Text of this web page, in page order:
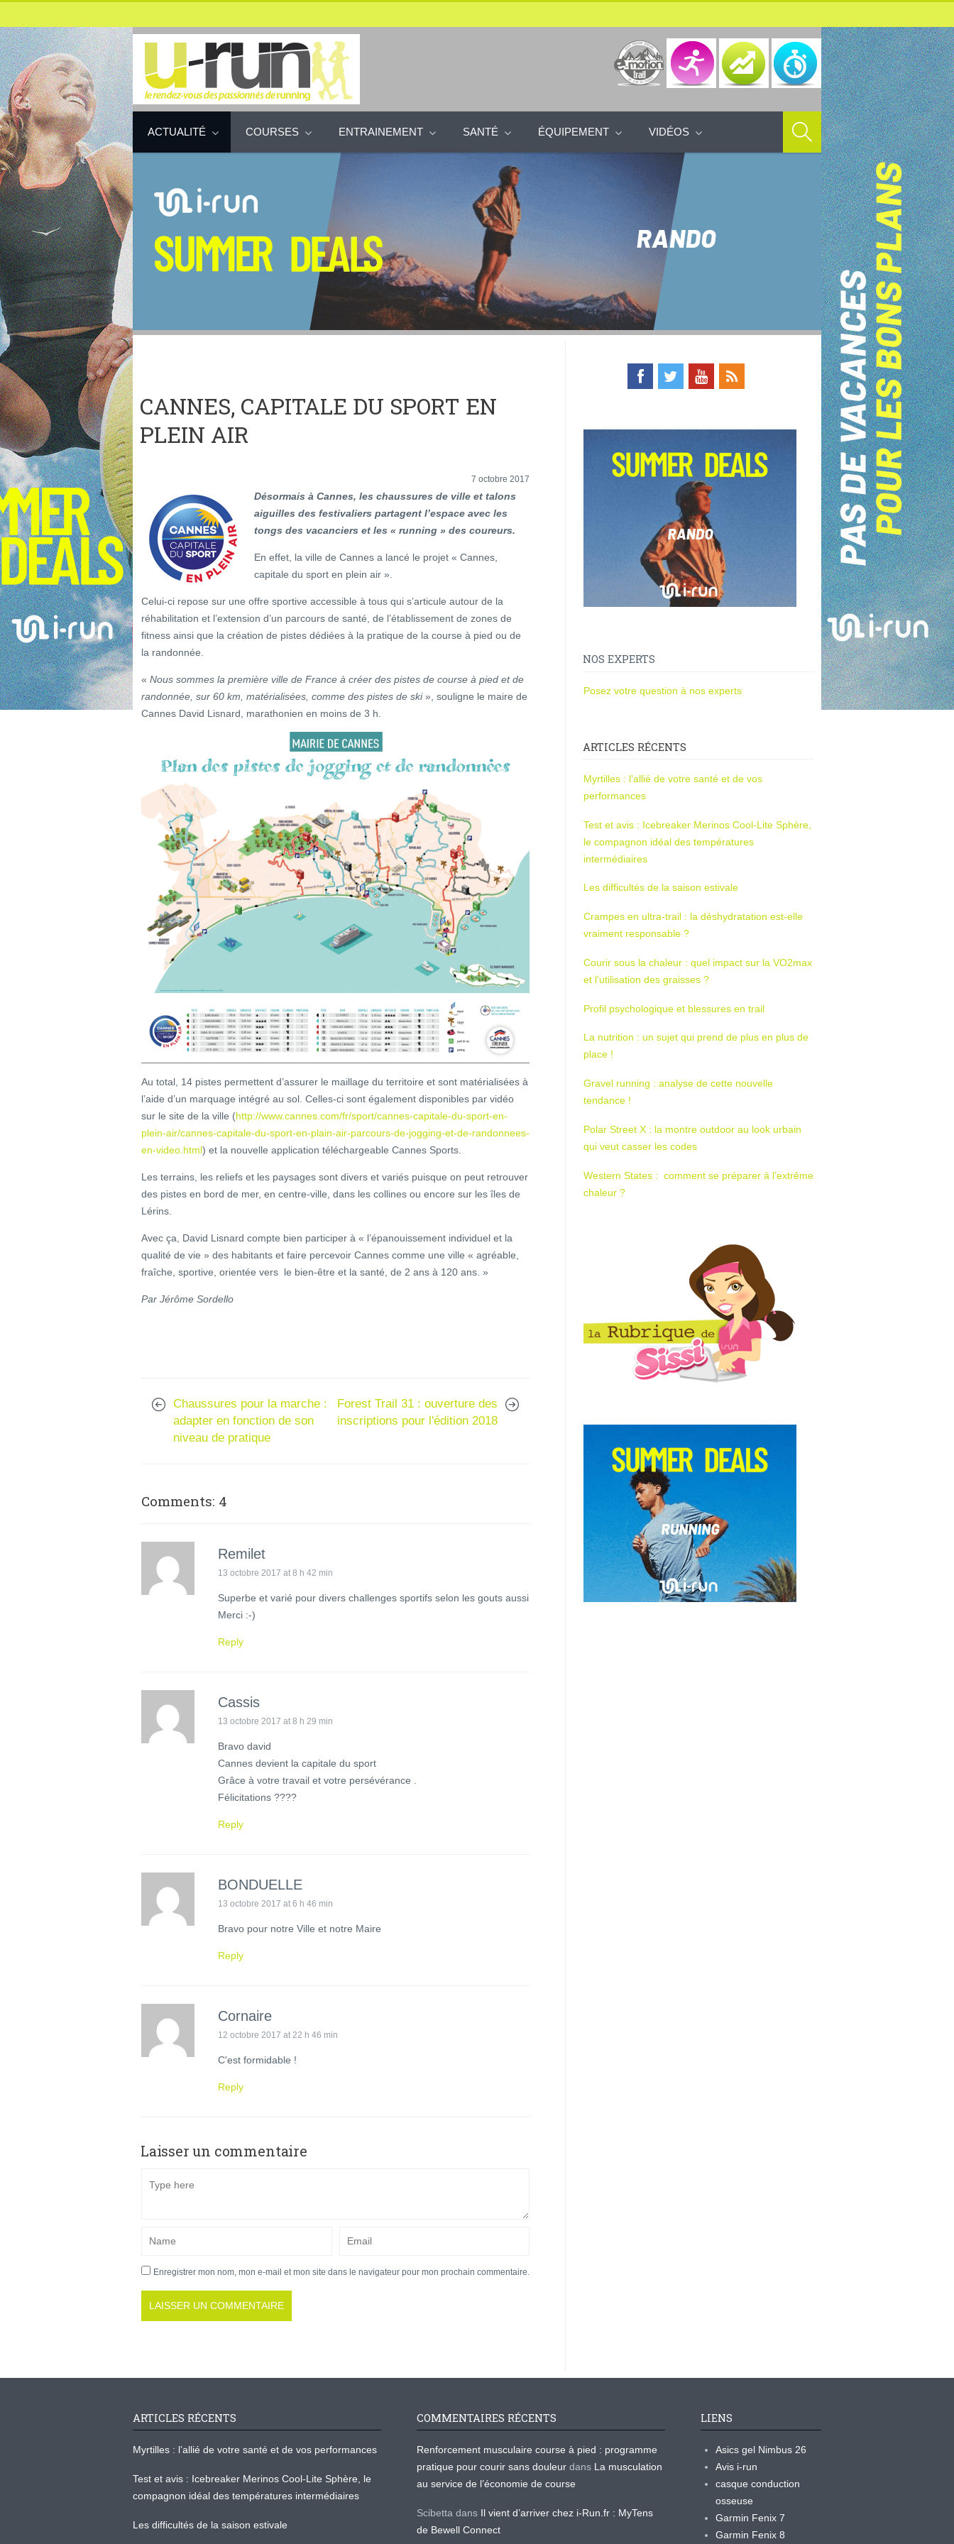
ACTUALITÉ COURSES ENTRAINEMENT SANTÉ ÉQUIPEMENT VIDÉOS
CANNES, CAPITALE DU SPORT EN
PLEIN AIR
7 octobre 2017
Désormais à Cannes, les chaussures de ville et talons
aiguilles des festivaliers partagent l’espace avec les
tongs des vacanciers et les « running » des coureurs.
En effet, la ville de Cannes a lancé le projet « Cannes,
capitale du sport en plein air ».
Celui-ci repose sur une offre sportive accessible à tous qui s’articule autour de la
réhabilitation et l’extension d’un parcours de santé, de l’établissement de zones de
fitness ainsi que la création de pistes dédiées à la pratique de la course à pied ou de
la randonnée.
« Nous sommes la première ville de France à créer des pistes de course à pied et de
randonnée, sur 60 km, matérialisées, comme des pistes de ski», souligne le maire de
Cannes David Lisnard, marathonien en moins de 3 h.
Au total, 14 pistes permettent d’assurer le maillage du territoire et sont matérialisées à
l’aide d’un marquage intégré au sol. Celles-ci sont également disponibles par vidéo
sur le site de la ville (http://www.cannes.com/fr/sport/cannes-capitale-du-sport-en-
plein-air/cannes-capitale-du-sport-en-plain-air-parcours-de-jogging-et-de-randonnees-
en-video.html) et la nouvelle application téléchargeable Cannes Sports.
Les terrains, les reliefs et les paysages sont divers et variés puisque on peut retrouver
des pistes en bord de mer, en centre-ville, dans les collines ou encore sur les îles de
Lérins.
Avec ça, David Lisnard compte bien participer à « l’épanouissement individuel et la
qualité de vie » des habitants et faire percevoir Cannes comme une ville « agréable,
fraîche, sportive, orientée vers le bien-être et la santé, de 2 ans à 120 ans. »
Par Jérôme Sordello
Chaussures pour la marche :
adapter en fonction de son
niveau de pratique
Forest Trail 31 : ouverture des
inscriptions pour l'édition 2018
Comments: 4
Remilet
13 octobre 2017 at 8 h 42 min
Superbe et varié pour divers challenges sportifs selon les gouts aussi
Merci :-)
Reply
Cassis
13 octobre 2017 at 8 h 29 min
Bravo david
Cannes devient la capitale du sport
Grâce à votre travail et votre persévérance .
Félicitations ????
Reply
BONDUELLE
13 octobre 2017 at 6 h 46 min
Bravo pour notre Ville et notre Maire
Reply
Cornaire
12 octobre 2017 at 22 h 46 min
C'est formidable !
Reply
Laisser un commentaire
Enregistrer mon nom, mon e-mail et mon site dans le navigateur pour mon prochain commentaire.
NOS EXPERTS
Posez votre question à nos experts
ARTICLES RÉCENTS
Myrtilles : l’allié de votre santé et de vos
performances
Test et avis : Icebreaker Merinos Cool-Lite Sphère,
le compagnon idéal des températures
intermédiaires
Les difficultés de la saison estivale
Crampes en ultra-trail : la déshydratation est-elle
vraiment responsable ?
Courir sous la chaleur : quel impact sur la VO2max
et l’utilisation des graisses ?
Profil psychologique et blessures en trail
La nutrition : un sujet qui prend de plus en plus de
place !
Gravel running : analyse de cette nouvelle
tendance !
Polar Street X : la montre outdoor au look urbain
qui veut casser les codes
Western States : comment se préparer à l’extrême
chaleur ?
ARTICLES RÉCENTS
Myrtilles : l’allié de votre santé et de vos performances
Test et avis : Icebreaker Merinos Cool-Lite Sphère, le
compagnon idéal des températures intermédiaires
Les difficultés de la saison estivale
COMMENTAIRES RÉCENTS
Renforcement musculaire course à pied : programme
pratique pour courir sans douleur dans La musculation
au service de l’économie de course
Scibetta dans Il vient d’arriver chez i-Run.fr : MyTens
de Bewell Connect
LIENS
Asics gel Nimbus 26
Avis i-run
casque conduction
osseuse
Garmin Fenix 7
Garmin Fenix 8